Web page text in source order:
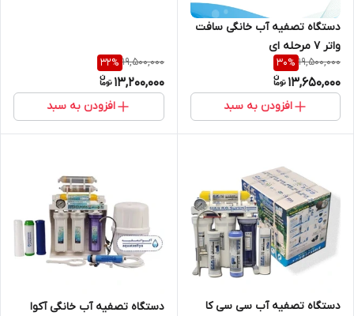
دستگاه تصفیه آب خانگی سافت
واتر ۷ مرحله ای
19,500,000
30%
13,650,000
افزودن به سبد
19,500,000
32%
13,200,000
افزودن به سبد
دستگاه تصفیه آب سی سی کا
دستگاه تصفیه آب خانگی آکوا